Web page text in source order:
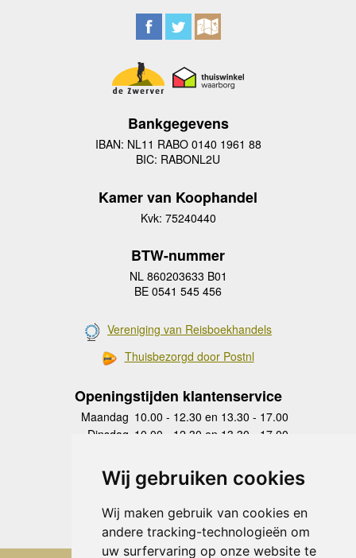
Wij gebruiken cookies
Wij maken gebruik van cookies en
andere tracking-technologieën om
uw surfervaring op onze website te
Bankgegevens
IBAN: NL11 RABO 0140 1961 88
BIC: RABONL2U
Kamer van Koophandel
Kvk: 75240440
BTW-nummer
NL 860203633 B01
BE 0541 545 456
Vereniging van Reisboekhandels
Thuisbezorgd door Postnl
Openingstijden klantenservice
Maandag 10.00 - 12.30 en 13.30 - 17.00
Dinsdag 10.00 - 12.30 en 13.30 - 17.00
Donderdag
10.00 - 12.30 en 13.30 - 17.00
Vrijdag 10.00 - 12.30 en 13.30 - 17.00
Zaterdag
gesloten
Zondag gesloten